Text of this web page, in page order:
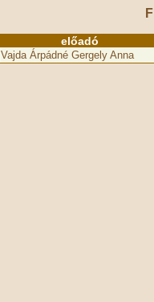
előadó
Vajda Árpádné Gergely Anna